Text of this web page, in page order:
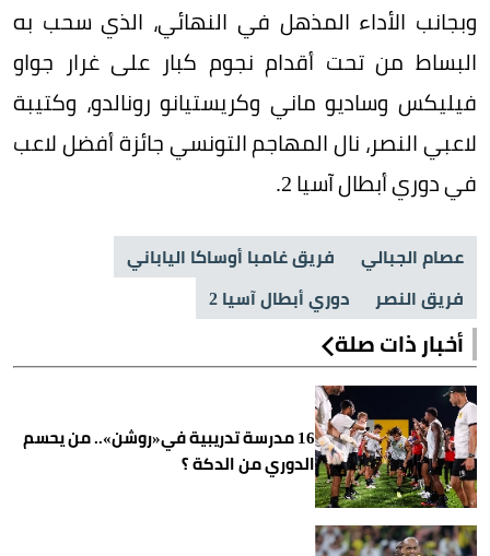
وبجانب الأداء المذهل في النهائي، الذي سحب به
البساط من تحت أقدام نجوم كبار على غرار جواو
فيليكس وساديو ماني وكريستيانو رونالدو، وكتيبة
لاعبي النصر، نال المهاجم التونسي جائزة أفضل لاعب
في دوري أبطال آسيا 2.
عصام الجبالي
فريق غامبا أوساكا الياباني
فريق النصر
دوري أبطال آسيا 2
أخبار ذات صلة
16 مدرسة تدريبية في«روشن».. من يحسم
الدوري من الدكة ؟